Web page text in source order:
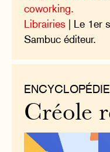
coworking.
Librairies | Le 1er
Sambuc éditeur.
ENCYCLOPÉDIE
Créole